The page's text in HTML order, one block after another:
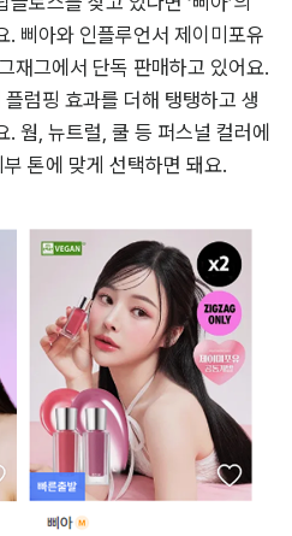
바닐라코’의 ‘NEW 볼륨 립 플럼
플럼퍼를 도포하면 자연스럽게
있어요. 끈적임 없이 가벼운 발
하거나 무겁게 느껴지지 않아
르고 그 위에 플럼퍼를 얹어 맑
글로스를 찾고 있다면 ‘삐아’의
. 삐아와 인플루언서 제이미포유
재그에서 단독 판매하고 있어요.
럼핑 효과를 더해 탱탱하고 생
. 웜, 뉴트럴, 쿨 등 퍼스널 컬러에
톤에 맞게 선택하면 돼요.